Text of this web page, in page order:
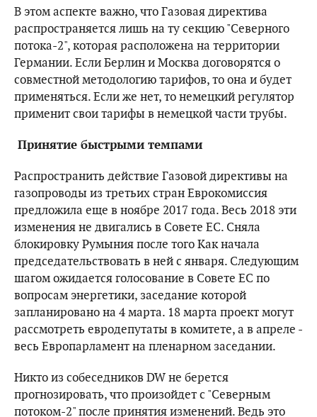
В этом аспекте важно, что Газовая директива
распространяется лишь на ту секцию "Северного
потока-2", которая расположена на территории
Германии. Если Берлин и Москва договорятся о
совместной методологию тарифов, то она и будет
применяться. Если же нет, то немецкий регулятор
применит свои тарифы в немецкой части трубы.
Принятие быстрыми темпами
Распространить действие Газовой директивы на
газопроводы из третьих стран Еврокомиссия
предложила еще в ноябре 2017 года. Весь 2018 эти
изменения не двигались в Совете ЕС. Сняла
блокировку Румыния после того Как начала
председательствовать в ней с января. Следующим
шагом ожидается голосование в Совете ЕС по
вопросам энергетики, заседание которой
запланировано на 4 марта. 18 марта проект могут
рассмотреть евродепутаты в комитете, а в апреле -
весь Европарламент на пленарном заседании.
Никто из собеседников DW не берется
прогнозировать, что произойдет с "Северным
потоком-2" после принятия изменений. Ведь это